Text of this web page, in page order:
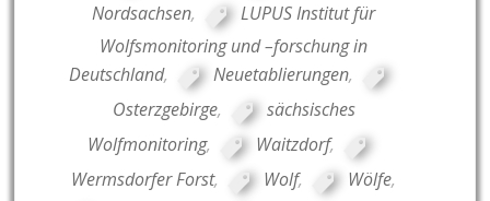
Nordsachsen,
LUPUS Institut für
Wolfsmonitoring und –forschung in
Deutschland, Neuetablierungen,
Osterzgebirge,
sächsisches
Wolfmonitoring, Waitzdorf,
Wermsdorfer Forst, Wolf, Wölfe,